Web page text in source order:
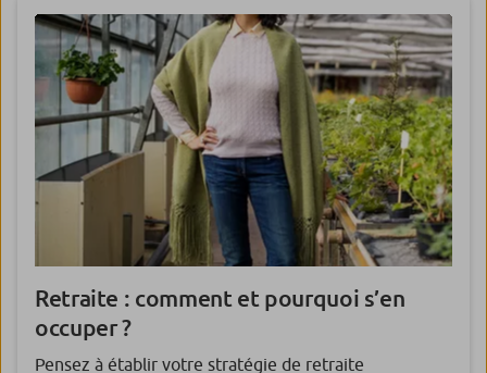
Retraite : comment et pourquoi s’en
occuper ?
Pensez à établir votre stratégie de retraite